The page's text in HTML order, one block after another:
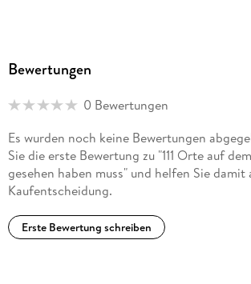
Bewertungen
0 Bewertungen
Es wurden noch keine Bewertungen
Sie die erste Bewertung zu "111 Orte auf
gesehen haben muss" und helfen Sie damit
Kaufentscheidung.
Erste Bewertung schreiben